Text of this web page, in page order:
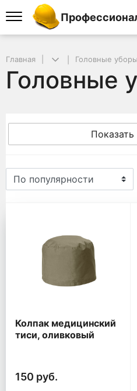
Главная Головные уборы
Головные
Колпак медицинский
тиси, оливковый
150 руб.